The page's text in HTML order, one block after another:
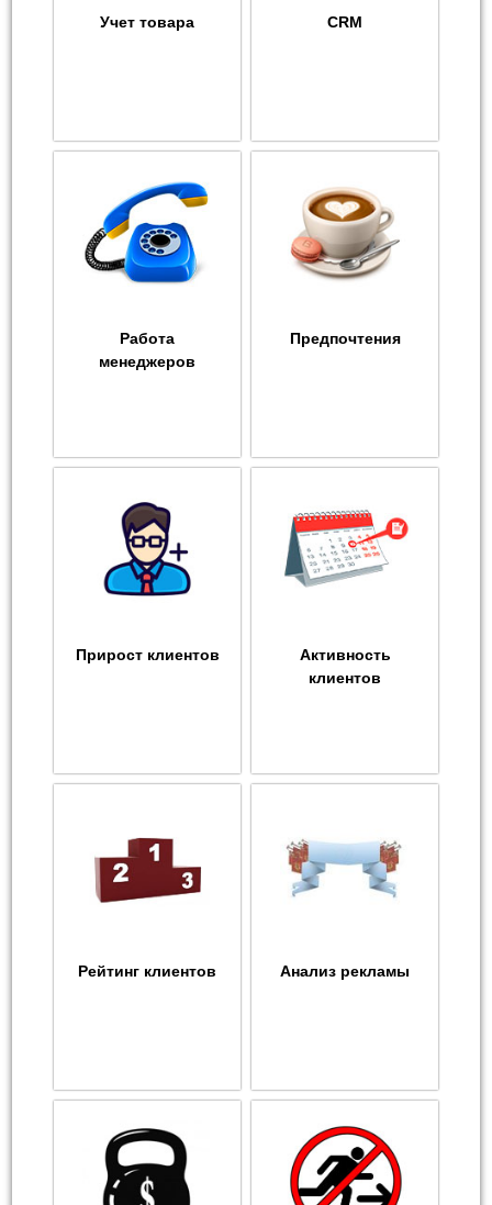
Учет товара CRM
Работа
менеджеров
Предпочтения
Прирост клиентов
Активность
клиентов
Рейтинг клиентов Анализ рекламы